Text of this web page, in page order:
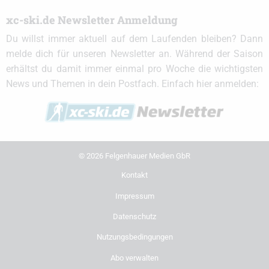
xc-ski.de Newsletter Anmeldung
Du willst immer aktuell auf dem Laufenden bleiben? Dann
melde dich für unseren Newsletter an. Während der Saison
erhältst du damit immer einmal pro Woche die wichtigsten
News und Themen in dein Postfach. Einfach hier anmelden:
© 2026 Felgenhauer Medien GbR
Kontakt
Impressum
Datenschutz
Nutzungsbedingungen
Abo verwalten